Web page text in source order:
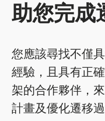
助您完成
您應該尋找不僅
經驗，且具有正
架的合作夥伴，
計畫及優化遷移